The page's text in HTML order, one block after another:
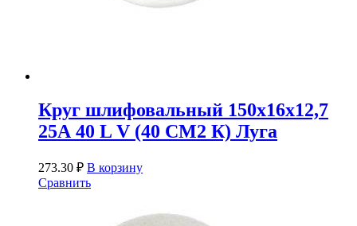
Круг шлифовальный 150х16х12,7
25А 40 L V (40 СМ2 К) Луга
273.30 ₽ В корзину
Сравнить